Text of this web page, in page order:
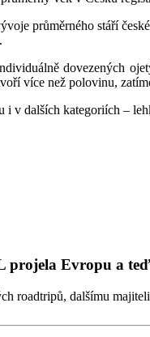
průměrného stáří
dovezených
více než polovinu,
v dalších kategoriích –
projela Evropu a
roadtripů, dalšímu